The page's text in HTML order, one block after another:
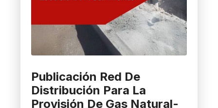
Publicación Red De
Distribución Para La
Provisión De Gas Natural-